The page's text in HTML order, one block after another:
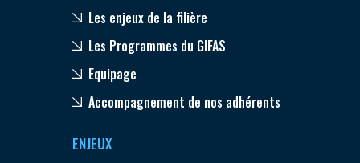
Les enjeux de la filière
Les Programmes du GIFAS
Equipage
Accompagnement de nos adhérents
ENJEUX